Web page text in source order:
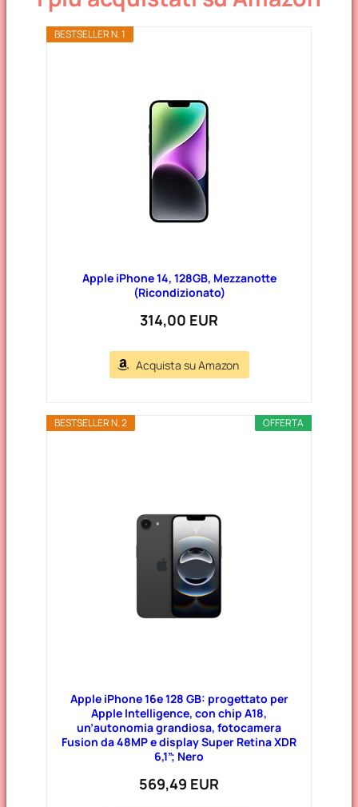
BESTSELLER N. 1
Apple iPhone 14, 128GB, Mezzanotte
(Ricondizionato)
314,00 EUR
Acquista su Amazon
OFFERTA
BESTSELLER N. 2
Apple iPhone 16e 128 GB: progettato per
Apple Intelligence, con chip A18,
un’autonomia grandiosa, fotocamera
Fusion da 48MP e display Super Retina XDR
6,1”; Nero
569,49 EUR